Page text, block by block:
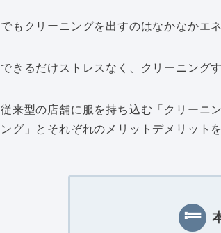
でもクリーニングを出すのはなかなかエ
できるだけストレスなく、クリーニング
従来型の店舗に服を持ち込む「クリーニ
ング」とそれぞれのメリットデメリット